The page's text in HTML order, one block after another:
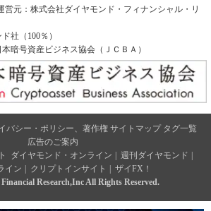
営元：株式会社ダイヤモンド・フィナンシャル・リ
社（100％）
暗号資産ビジネス協会（ＪＣＢＡ）
バシー・ポリシー、著作権 サイトマップ タグ一覧
広告のご案内
ダイヤモンド・オンライン 週刊ダイヤモンド
イン
クリプトインサイト
ザイFX！
Research,Inc All Rights Reserved.